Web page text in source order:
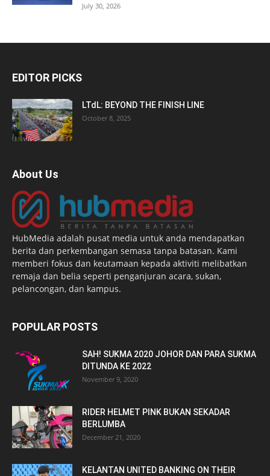
July 30, 2026
EDITOR PICKS
LTdL: BEYOND THE FINISH LINE
October 8, 2025
About Us
HubMedia adalah pusat media untuk anda mendapatkan
berita dan perkembangan semasa tanpa batasan. Kami
memberi fokus dan keutamaan kepada aktiviti melibatkan
remaja dan belia seperti penganjuran acara, sukan,
pelancongan, dan kampus.
POPULAR POSTS
SAH! SUKMA 2020 JOHOR DAN PARA SUKMA
DITUNDA KE 2022
November 9, 2020
RIDER HELMET PINK BUKAN SEKADAR
BERLUMBA
December 21, 2020
KELANTAN UNITED BANKING ON THEIR